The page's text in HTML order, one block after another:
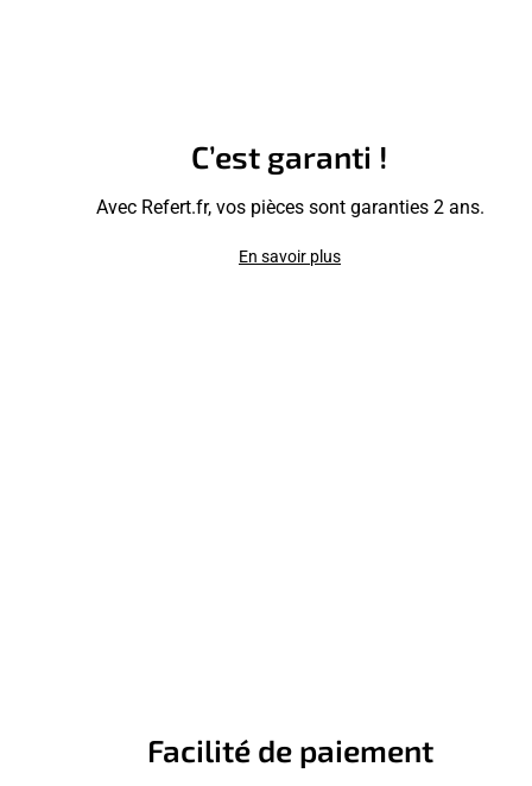
C’est garanti !
Avec Refert.fr, vos pièces sont garanties 2 ans.
En savoir plus
Facilité de paiement